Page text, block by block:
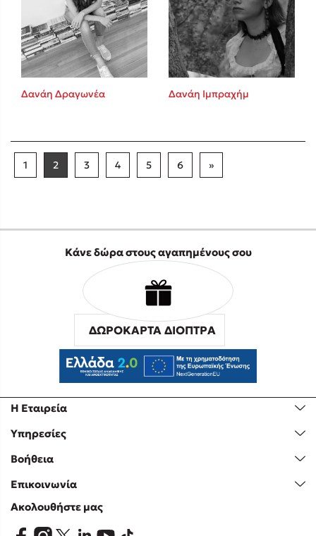
Δανάη Δραγωνέα Δανάη Ιμπραχήμ
1 2 3 4 5 6 »
Η Εταιρεία
Υπηρεσίες
Βοήθεια
Επικοινωνία
Κάνε δώρα στους αγαπημένους σου
ΔΩΡΟΚΑΡΤΑ ΔΙΟΠΤΡΑ
Ακολουθήστε μας